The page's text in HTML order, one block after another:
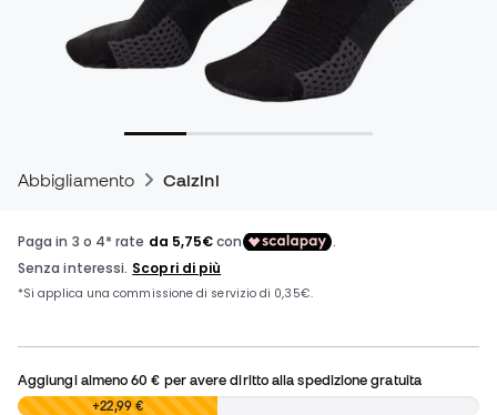
Abbigliamento Calzini
Aggiungi almeno60 € per avere diritto alla spedizione gratuita
0,00 € +22,99 €